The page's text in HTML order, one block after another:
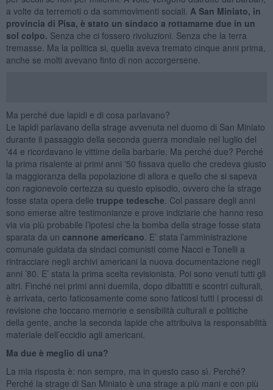
a volte da terremoti o da sommovimenti sociali. A San Miniato, in
provincia di Pisa, è stato un sindaco a rottamarne due in un
sol colpo. Senza che ci fossero rivoluzioni. Senza che la terra
tremasse. Ma la politica si, quella aveva tremato cinque anni prima,
anche se molti avevano finto di non accorgersene.
Ma perché due lapidi e di cosa parlavano?
Le lapidi parlavano della strage avvenuta nel duomo di San Miniato
durante il passaggio della seconda guerra mondiale nel luglio del
'44 e ricordavano le vittime della barbarie. Ma perché due? Perché
la prima risalente ai primi anni '50 fissava quello che credeva giusto
la maggioranza della popolazione di allora e quello che si sapeva
con ragionevole certezza su questo episodio, ovvero che la strage
fosse stata opera delle truppe tedesche . Col passare degli anni
sono emerse altre testimonianze e prove indiziarie che hanno reso
via via più probabile l’ipotesi che la bomba della strage fosse stata
sparata da un cannone americano . E’ stata l’amministrazione
comunale guidata da sindaci comunisti come Nacci e Tonelli a
rintracciare negli archivi americani la nuova documentazione negli
anni ’80. E’ stata la prima scelta revisionista. Poi sono venuti tutti gli
altri. Finché nei primi anni duemila, dopo dibattiti e scontri culturali,
è arrivata, certo faticosamente come sono faticosi tutti i processi di
revisione che toccano memorie e sensibilità culturali e politiche
della gente, anche la seconda lapide che attribuiva la responsabilità
materiale dell’eccidio agli americani.
Ma due è meglio di una?
La mia risposta è: non sempre, ma in questo caso sì. Perché?
Perché la strage di San Miniato è una strage a più mani e con più